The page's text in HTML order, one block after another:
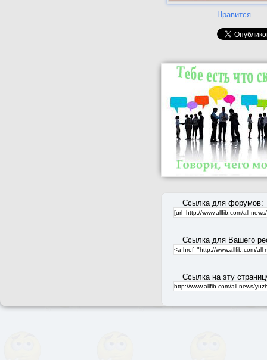
Нравится
Ссылка для форумов:
Ссылка для Вашего
Ссылка на эту